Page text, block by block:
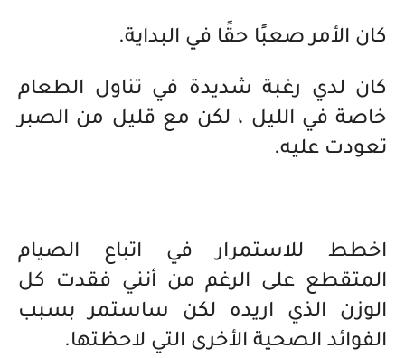
كان الأمر صعبًا حقًا في البداية.
كان لدي رغبة شديدة في تناول الطعام
خاصة في الليل ، لكن مع قليل من الصبر
تعودت عليه.
اخطط للاستمرار في اتباع الصيام
المتقطع على الرغم من أنني فقدت كل
الوزن الذي اريده لكن ساستمر بسبب
الفوائد الصحية الأخرى التي لاحظتها.